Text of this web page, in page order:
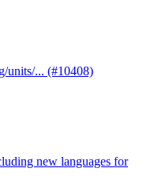
units/... (#10408)
new languages for